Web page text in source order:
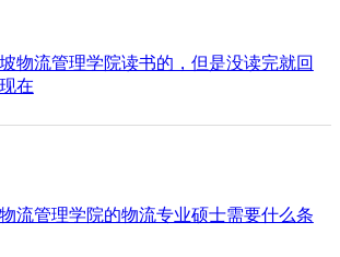
物流管理学院读书的，但是没读完就回
在
流管理学院的物流专业硕士需要什么条